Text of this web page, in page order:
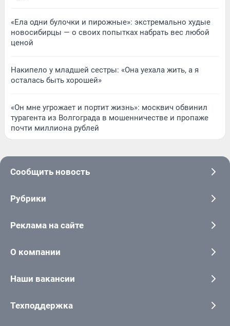
«Ела одни булочки и пирожные»: экстремально худые
новосибирцы — о своих попытках набрать вес любой
ценой
Накипело у младшей сестры: «Она уехала жить, а я
осталась быть хорошей»
«Он мне угрожает и портит жизнь»: москвич обвинил
турагента из Волгограда в мошенничестве и пропаже
почти миллиона рублей
Сообщить новость
Рубрики
Реклама на сайте
О компании
Наши вакансии
Техподдержка